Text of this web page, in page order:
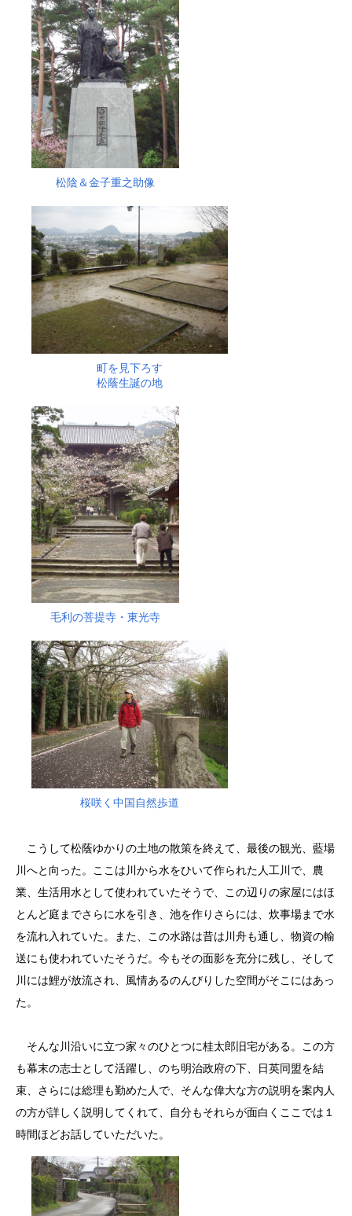
松陰＆金子重之助像
町を見下ろす
松蔭生誕の地
毛利の菩提寺・東光寺
桜咲く中国自然歩道
こうして松蔭ゆかりの土地の散策を終えて、最後の観光、藍場
川へと向った。ここは川から水をひいて作られた人工川で、農
業、生活用水として使われていたそうで、この辺りの家屋にはほ
とんど庭までさらに水を引き、池を作りさらには、炊事場まで水
を流れ入れていた。また、この水路は昔は川舟も通し、物資の輸
送にも使われていたそうだ。今もその面影を充分に残し、そして
川には鯉が放流され、風情あるのんびりした空間がそこにはあっ
た。
そんな川沿いに立つ家々のひとつに桂太郎旧宅がある。この方
も幕末の志士として活躍し、のち明治政府の下、日英同盟を結
束、さらには総理も勤めた人で、そんな偉大な方の説明を案内人
の方が詳しく説明してくれて、自分もそれらが面白くここでは１
時間ほどお話していただいた。